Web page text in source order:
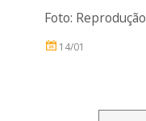
Foto: Reprodução
14/01